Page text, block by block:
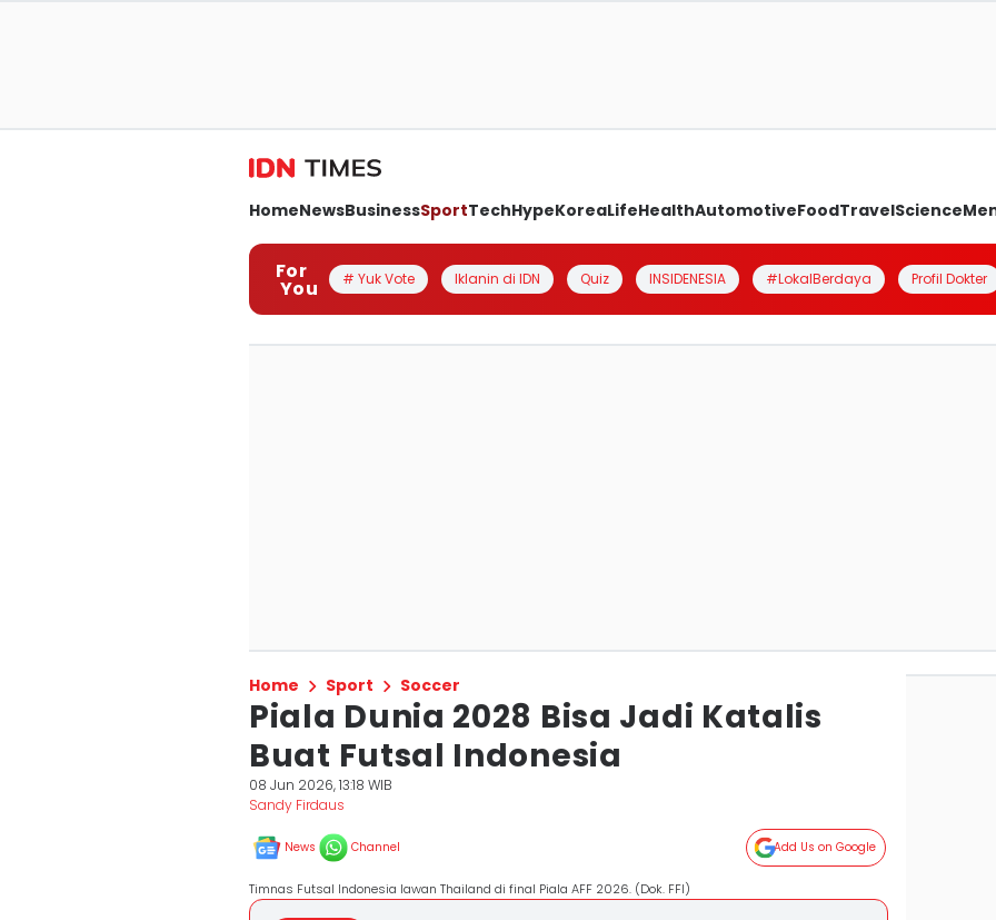
HomeNewsBusinessSportTechHypeKoreaLifeHealthAutomotiveFoodTravelScience
For
You # Yuk Vote Iklanin di IDN Quiz INSIDENESIA #LokalBerdaya Profil Dokter
Home Sport Soccer
Piala Dunia 2028 Bisa Jadi Katalis
Buat Futsal Indonesia
08 Jun 2026, 13:18 WIB
Sandy Firdaus
News Channel Add Us on Google
Timnas Futsal Indonesia lawan Thailand di final Piala AFF 2026. (Dok. FFI)